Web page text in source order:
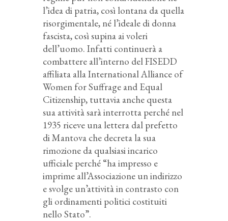
l’idea di patria, così lontana da quella
risorgimentale, né l’ideale di donna
fascista, così supina ai voleri
dell’uomo. Infatti continuerà a
combattere all’interno del FISEDD
affiliata alla International Alliance of
Women for Suffrage and Equal
Citizenship, tuttavia anche questa
sua attività sarà interrotta perché nel
1935 riceve una lettera dal prefetto
di Mantova che decreta la sua
rimozione da qualsiasi incarico
ufficiale perché “ha impresso e
imprime all’Associazione un indirizzo
e svolge un’attività in contrasto con
gli ordinamenti politici costituiti
nello Stato”.